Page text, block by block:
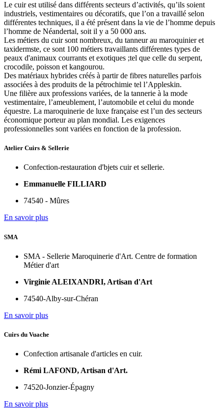
Le cuir est utilisé dans différents secteurs d’activités, qu’ils soient
industriels, vestimentaires ou décoratifs, que l’on a travaillé selon
différentes techniques, il a été présent dans la vie de l’homme depuis
l’homme de Néandertal, soit il y a 50 000 ans.
Les métiers du cuir sont nombreux, du tanneur au maroquinier et
taxidermste, ce sont 100 métiers travaillants différentes types de
peaux d'animaux courrants et exotiques ;tel que celle du serpent,
crocodile, poisson et kangourou.
Des matériaux hybrides créés à partir de fibres naturelles parfois
associées à des produits de la pétrochimie tel l’Appleskin.
Une filière aux professions variées, de la tannerie à la mode
vestimentaire, l’ameublement, l’automobile et celui du monde
équestre. La maroquinerie de luxe française est l’un des secteurs
économique porteur au plan mondial. Les exigences
professionnelles sont variées en fonction de la profession.
Atelier Cuirs & Sellerie
Confection-restauration d'bjets cuir et sellerie.
Emmanuelle FILLIARD
74540 - Mûres
En savoir plus
SMA
SMA - Sellerie Maroquinerie d'Art. Centre de formation
Métier d'art
Virginie ALEIXANDRI, Artisan d'Art
74540-Alby-sur-Chéran
En savoir plus
Cuirs du Vuache
Confection artisanale d'articles en cuir.
Rémi LAFOND, Artisan d'Art.
74520-Jonzier-Épagny
En savoir plus